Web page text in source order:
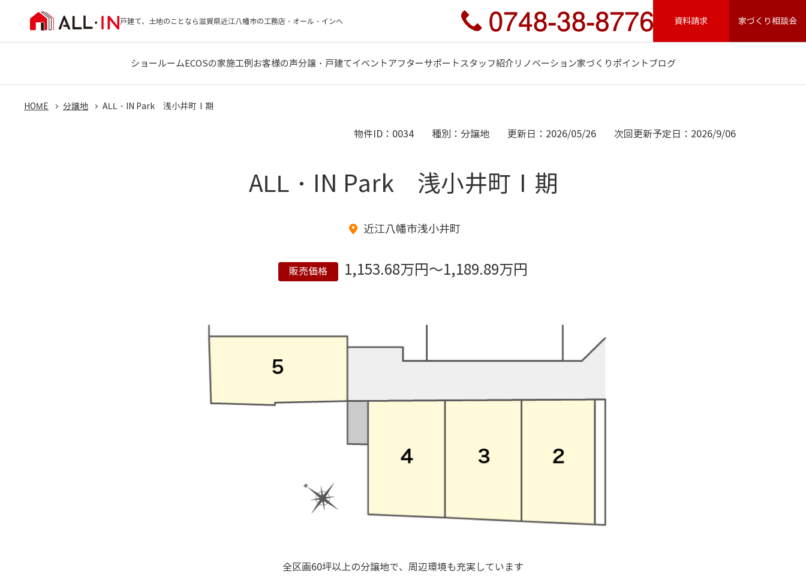
戸建て、土地のことなら滋賀県近江八幡市の工務店・オール・インへ 資料請求 家づくり相談会
ショールームECOSの家施工例 お客様の声分譲・戸建てイベント アフターサポート スタッフ紹介 リノベーション家づくりポイント ブログ
HOME 分譲地 ALL・IN Park 浅小井町Ⅰ期
物件ID：0034 種別：分譲地 更新日：2026/05/26 次回更新予定日：2026/9/06
ALL・IN Park 浅小井町Ⅰ期
近江八幡市浅小井町
販売価格 1,153.68万円～1,189.89万円
全区画60坪以上の分譲地で、周辺環境も充実しています